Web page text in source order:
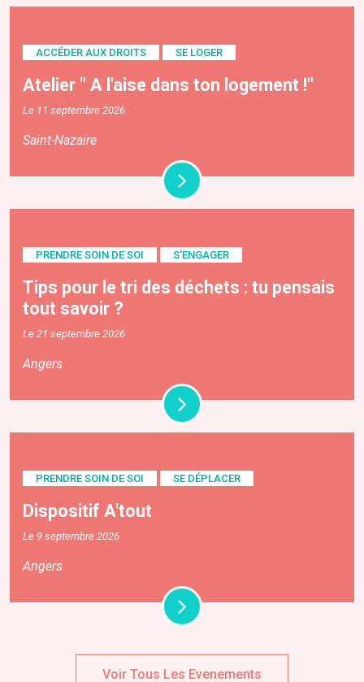
ACCÉDER AUX DROITS SE LOGER
Atelier " A l'aise dans ton logement !"
Le 11 septembre 2026
Saint-Nazaire
PRENDRE SOIN DE SOI S'ENGAGER
Tips pour le tri des déchets : tu pensais
tout savoir ?
Le 21 septembre 2026
Angers
PRENDRE SOIN DE SOI SE DÉPLACER
Dispositif A'tout
Le 9 septembre 2026
Angers
Voir Tous Les Evenements